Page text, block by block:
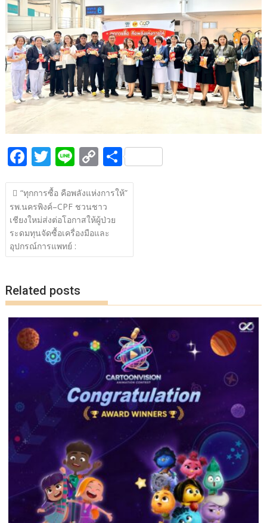
o
o
k
Li
n
k
F
ac
e
b
o
o
T
w
itt
er
Li
n
e
C
o
p
y
Li
n
S
h
ar
แนะแนว
เรื่อง
“ทุกการซื้อ คือพลังแห่งการให้”
รพ.นครพิงค์–CPF ชวนชาว
เชียงใหม่ส่งต่อโอกาสให้ผู้ป่วย
ระดมทุนจัดซื้อเครื่องมือและ
อุปกรณ์การแพทย์ :
Related posts